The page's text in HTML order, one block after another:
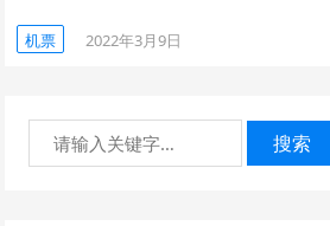
机票 2022年3月9日
搜索